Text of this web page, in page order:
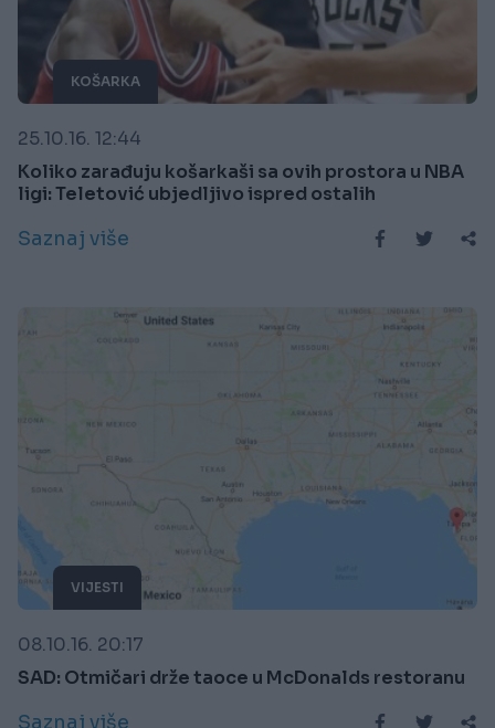
KOŠARKA
25.10.16. 12:44
Koliko zarađuju košarkaši sa ovih prostora u NBA
ligi: Teletović ubjedljivo ispred ostalih
Saznaj više
VIJESTI
08.10.16. 20:17
SAD: Otmičari drže taoce u McDonalds restoranu
Saznaj više